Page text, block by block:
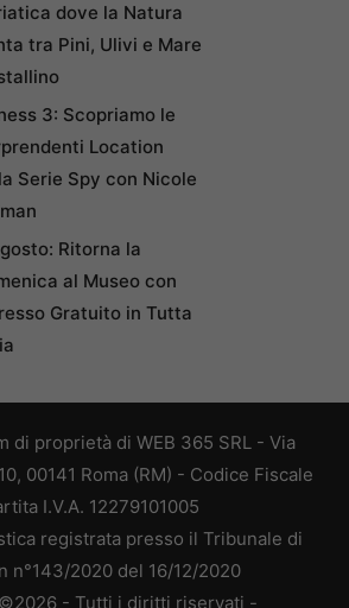
dove la Natura
tra Pini, Ulivi e Mare
3: Scopriamo le
Location
Serie Spy con Nicole
Ritorna la
al Museo con
Gratuito in Tutta
di proprietà di WEB 365 SRL - Via
00141 Roma (RM) - Codice Fiscale
I.V.A. 12279101005
registrata presso il Tribunale di
n°143/2020 del 16/12/2020
- Tutti i diritti riservati -